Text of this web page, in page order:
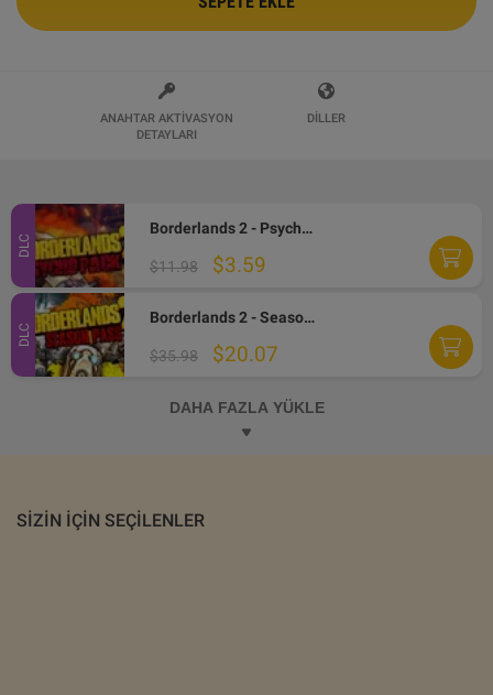
ANAHTAR AKTIVASYON
DETAYLARI
DILLER
DLC
Borderlands 2 - Psycho Character Pack EN/IT/FR Languages Only DLC Steam CD Key
$11.98 $3.59
DLC
Borderlands 2 - Season Pass DLC PC Steam Altergift
$35.98 $20.07
DAHA FAZLA YÜKLE
SIZIN IÇIN SEÇILENLER